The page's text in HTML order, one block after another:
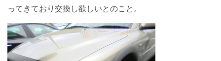
ってきており交換し欲しいとのこと。